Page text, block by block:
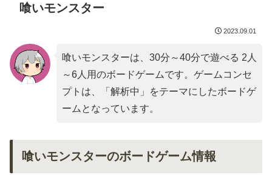
喰いモンスター
2023.09.01
喰いモンスターは、30分～40分で遊べる 2人
～6人用のボードゲームです。ゲームコンセ
プトは、「 解析中 」をテーマにしたボードゲ
ームとなっています。
喰いモンスターのボードゲーム情報